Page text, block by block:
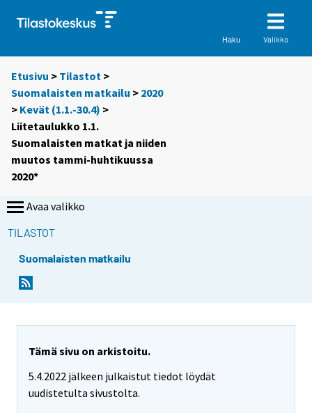
Haku Valikko
Etusivu > Tilastot >
Suomalaisten matkailu > 2020
> Kevät (1.1.-30.4) >
Liitetaulukko 1.1.
Suomalaisten matkat ja niiden
muutos tammi-huhtikuussa
2020*
Avaa valikko
TILASTOT
Suomalaisten matkailu
Tämä sivu on arkistoitu.
5.4.2022 jälkeen julkaistut tiedot löydät
uudistetulta sivustolta.